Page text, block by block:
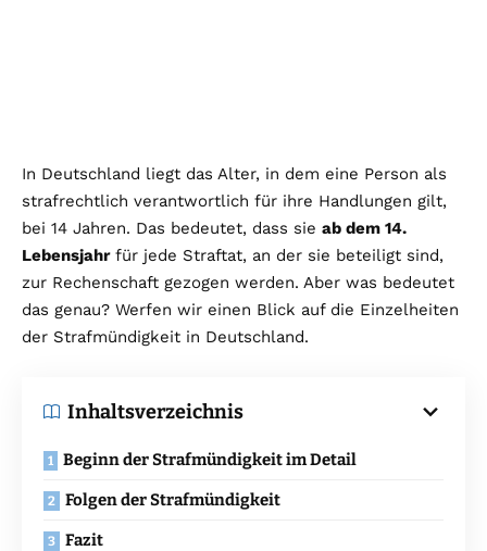
In Deutschland liegt das Alter, in dem eine Person als
strafrechtlich verantwortlich für ihre Handlungen gilt,
bei 14 Jahren. Das bedeutet, dass sie ab dem 14.
Lebensjahrfür jede Straftat, an der sie beteiligt sind,
zur Rechenschaft gezogen werden. Aber was bedeutet
das genau? Werfen wir einen Blick auf die Einzelheiten
der Strafmündigkeit in Deutschland.
Inhaltsverzeichnis
Beginn der Strafmündigkeit im Detail
Folgen der Strafmündigkeit
Fazit